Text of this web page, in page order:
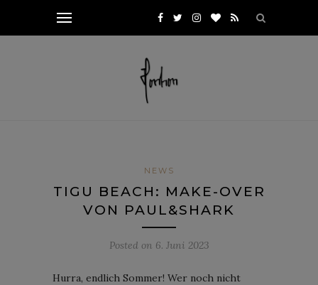
NEWS
TIGU BEACH: MAKE-OVER
VON PAUL&SHARK
Posted on 6. Juni 2023
Hurra, endlich Sommer! Wer noch nicht